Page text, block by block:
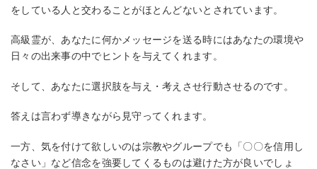
をしている人と交わることがほとんどないとされています。
高級霊が、あなたに何かメッセージを送る時にはあなたの環境や
日々の出来事の中でヒントを与えてくれます。
そして、あなたに選択肢を与え・考えさせ行動させるのです。
答えは言わず導きながら見守ってくれます。
一方、気を付けて欲しいのは宗教やグループでも「〇〇を信用し
なさい」など信念を強要してくるものは避けた方が良いでしょ